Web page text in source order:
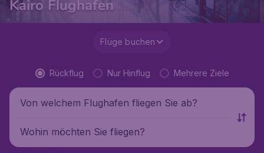
Kairo Flughafen
Flüge buchen
Rückflug Nur Hinflug Mehrere Ziele
Von welchem Flughafen fliegen Sie ab?
Wohin möchten Sie fliegen?